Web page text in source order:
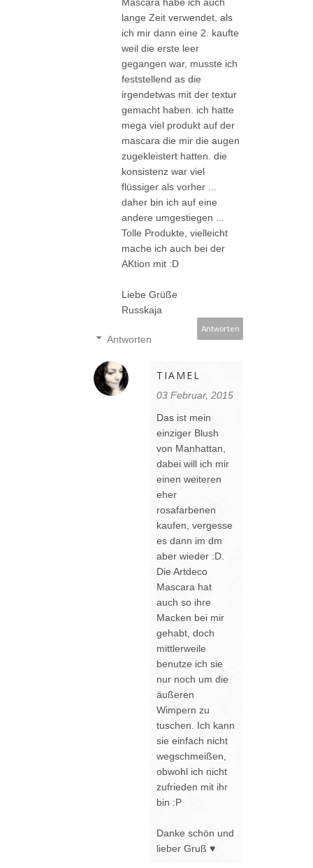
lange Zeit verwendet, als
ich mir dann eine 2. kaufte
weil die erste leer
gegangen war, musste ich
feststellend as die
irgendetwas mit der textur
gemacht haben. ich hatte
mega viel produkt auf der
mascara die mir die augen
zugekleistert hatten. die
konsistenz war viel
flüssiger als vorher ...
daher bin ich auf eine
andere umgestiegen ...
Tolle Produkte, vielleicht
mache ich auch bei der
AKtion mit :D
Liebe Grüße
Russkaja
Antworten
Antworten
TIAMEL
03 Februar, 2015
Das ist mein
einziger Blush
von Manhattan,
dabei will ich mir
einen weiteren
eher
rosafarbenen
kaufen, vergesse
es dann im dm
aber wieder :D.
Die Artdeco
Mascara hat
auch so ihre
Macken bei mir
gehabt, doch
mittlerweile
benutze ich sie
nur noch um die
äußeren
Wimpern zu
tuschen. Ich kann
sie einfach nicht
wegschmeißen,
obwohl ich nicht
zufrieden mit ihr
bin :P
Danke schön und
lieber Gruß ♥